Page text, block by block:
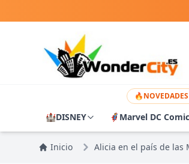
🔥NOVEDADES
🏰DISNEY 🦸 Marvel DC
Inicio Alicia en el país de las